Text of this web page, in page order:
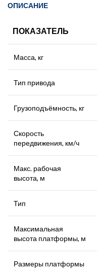
ОПИСАНИЕ
ПОКАЗАТЕЛЬ
Масса, кг
Тип привода
Грузоподъёмность, кг
Скорость
передвижения, км/ч
Макс. рабочая
высота, м
Тип
Максимальная
высота платформы, м
Размеры платформы